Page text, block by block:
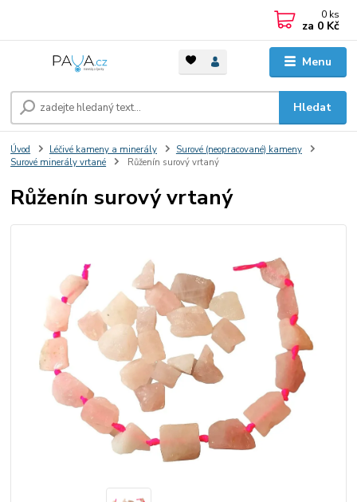
Menu
Hledat
0 ks
za 0 Kč
Úvod Léčivé kameny a minerály
Surové (neopracované) kameny
Surové minerály vrtané
Růženín surový vrtaný
Růženín surový vrtaný